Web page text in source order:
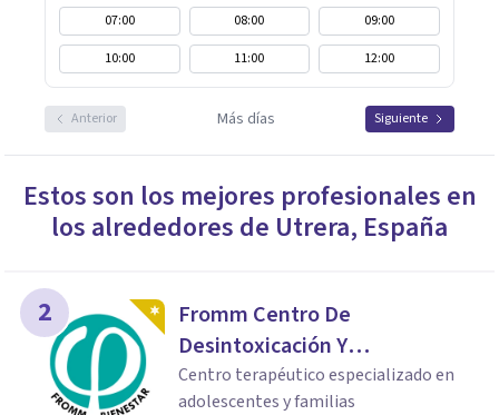
07:00 08:00
09:00
10:00
11:00 12:00
Anterior Más días Siguiente
Estos son los mejores profesionales en
los alrededores de Utrera, España
2
Fromm Centro De
Desintoxicación Y
Tratamiento De Adicciones
Centro terapéutico especializado en
adolescentes y familias